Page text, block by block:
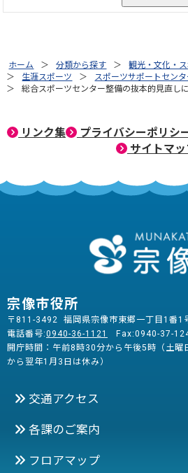
ホーム 分類から探す 観光・文化・
生涯スポーツ
スポーツサポートセンタ
総合スポーツセンター整備の抜本的見直し
リンク集 プライバシーポリシ
サイトマッ
宗像市役所
〒811-3492 福岡県宗像市東郷一丁目1番1
電話番号:0940-36-1121
Fax:0940-37-
開庁時間：午前8時30分から午後5時（土
から翌年1月3日は休み）
交通アクセス
各課のご案内
フロアマップ